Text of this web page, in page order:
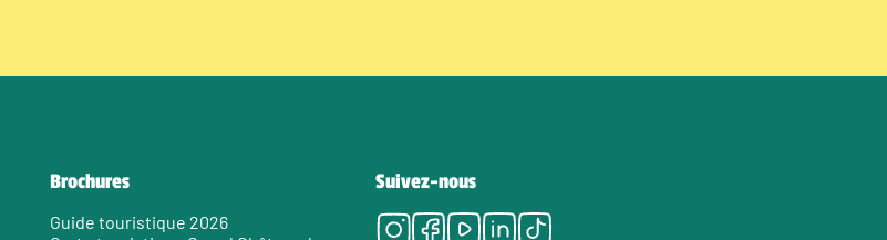
Brochures
Guide touristique 2026
Suivez-nous
Instagram
Facebook
Youtube
LinkedIn
Tiktok